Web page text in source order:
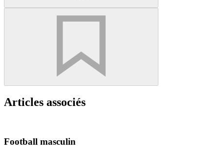
Articles associés
Football masculin